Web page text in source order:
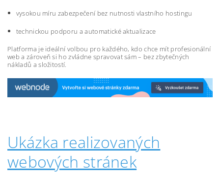
vysokou míru zabezpečení bez nutnosti vlastního hostingu
technickou podporu a automatické aktualizace
Platforma je ideální volbou pro každého, kdo chce mít profesionální
web a zároveň si ho zvládne spravovat sám – bez zbytečných
nákladů a složitostí.
Ukázka realizovaných
webových stránek